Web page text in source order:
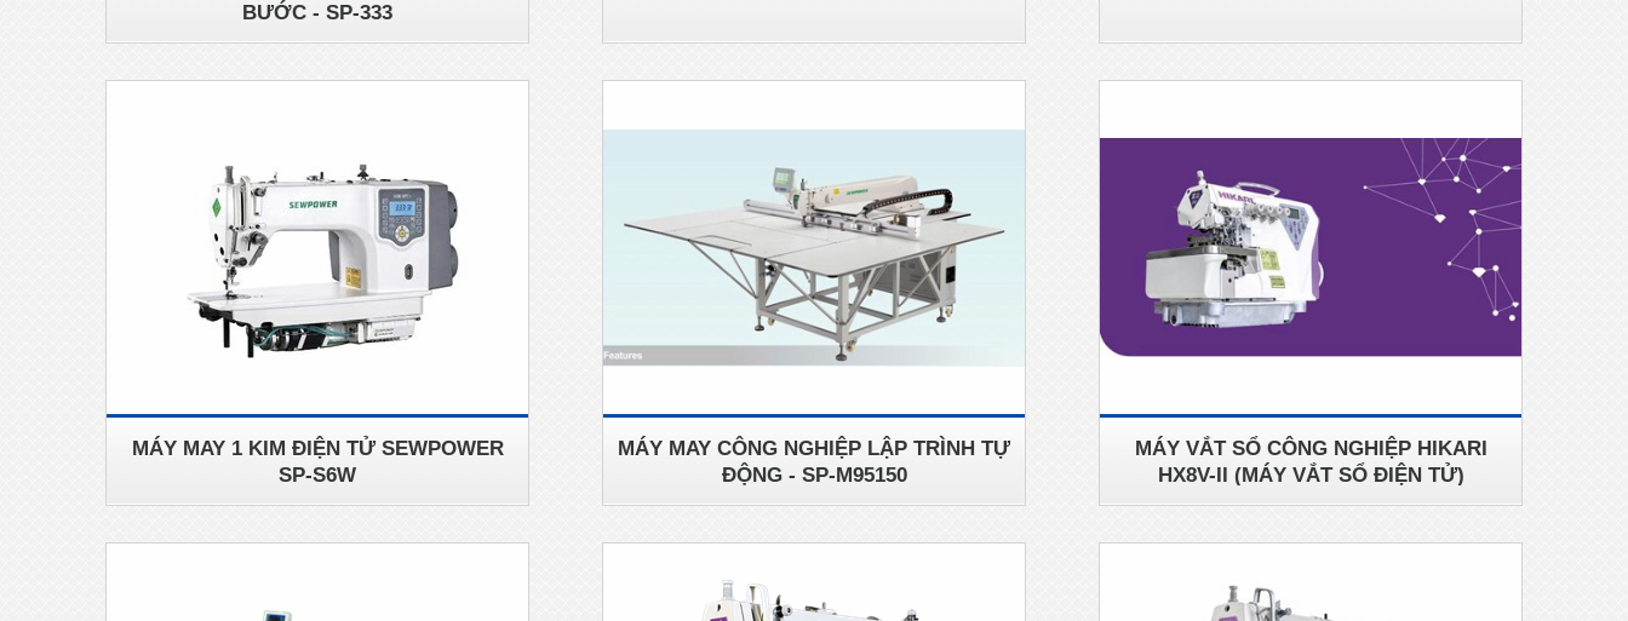
BƯỚC - SP-333
MÁY MAY 1 KIM ĐIỆN TỬ SEWPOWER
SP-S6W
MÁY MAY CÔNG NGHIỆP LẬP TRÌNH TỰ
ĐỘNG - SP-M95150
MÁY VẮT SỔ CÔNG NGHIỆP HIKARI
HX8V-II (MÁY VẮT SỔ ĐIỆN TỬ)